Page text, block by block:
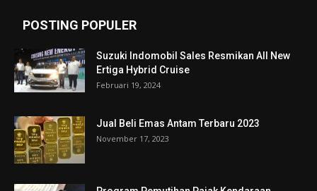
POSTING POPULER
Suzuki Indomobil Sales Resmikan All New
Ertiga Hybrid Cruise
Februari 19, 2024
Jual Beli Emas Antam Terbaru 2023
November 17, 2023